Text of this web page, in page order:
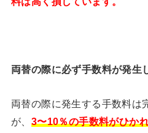
両替の際に必ず手数料が発生
両替の際に発生する手数料は
が、 3〜10％の手数料がひか